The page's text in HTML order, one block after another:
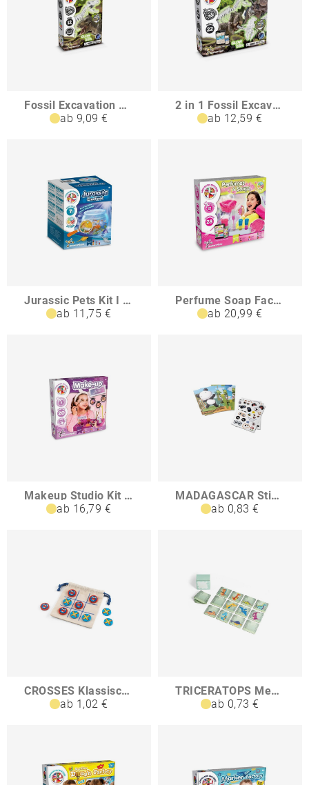
Fossil Excavation Kit I Lernspiel für Kinder
ab 9,09 €
2 in 1 Fossil Excavation Kit I Lernspiel für Kinder
ab 12,59 €
Jurassic Pets Kit I Lernspiel für Kinder
ab 11,75 €
Perfume Soap Factory Kit I Lernspiel für Kinder
ab 20,99 €
Makeup Studio Kit I Lernspiel für Kinder
ab 16,79 €
MADAGASCAR Sticker-Set mit sechs Blättern
ab 0,83 €
CROSSES Klassisches 3-Gewinnt-Spiel aus Sperrholz bestehend aus 10 Teilen
ab 1,02 €
TRICERATOPS Memory-Spiel mit 20 Teilen
ab 0,73 €